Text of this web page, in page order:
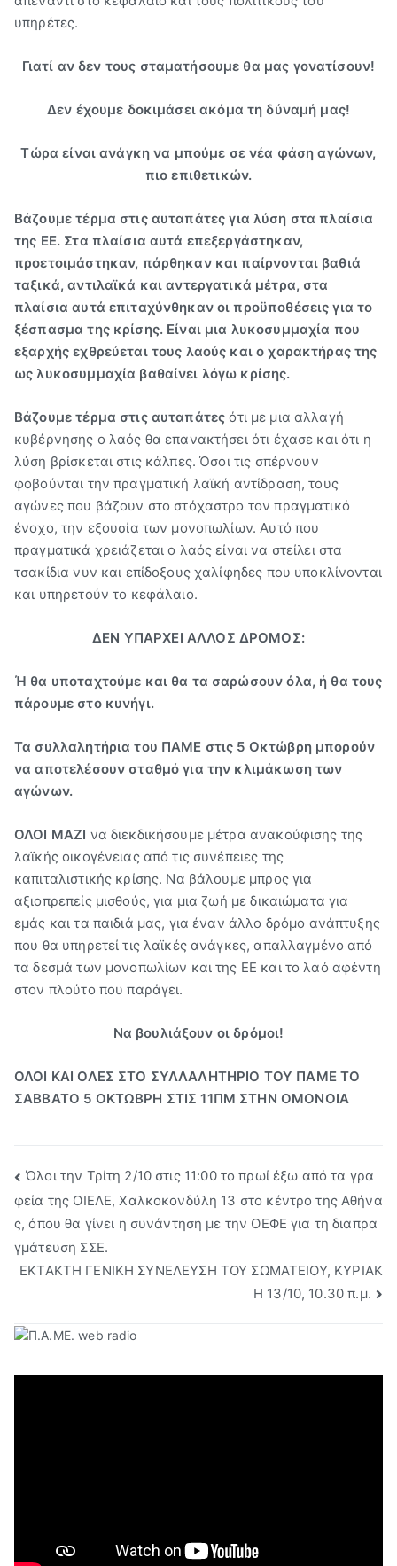
υπηρέτες.
Γιατί αν δεν τους σταματήσουμε θα μας γονατίσουν!
Δεν έχουμε δοκιμάσει ακόμα τη δύναμή μας!
Τώρα είναι ανάγκη να μπούμε σε νέα φάση αγώνων,
πιο επιθετικών.
Βάζουμε τέρμα στις αυταπάτες για λύση στα πλαίσια
της ΕΕ. Στα πλαίσια αυτά επεξεργάστηκαν,
προετοιμάστηκαν, πάρθηκαν και παίρνονται βαθιά
ταξικά, αντιλαϊκά και αντεργατικά μέτρα, στα
πλαίσια αυτά επιταχύνθηκαν οι προϋποθέσεις για το
ξέσπασμα της κρίσης. Είναι μια λυκοσυμμαχία που
εξαρχής εχθρεύεται τους λαούς και ο χαρακτήρας της
ως λυκοσυμμαχία βαθαίνει λόγω κρίσης.
Βάζουμε τέρμα στις αυταπάτες ότι με μια αλλαγή
κυβέρνησης ο λαός θα επανακτήσει ότι έχασε και ότι η
λύση βρίσκεται στις κάλπες. Όσοι τις σπέρνουν
φοβούνται την πραγματική λαϊκή αντίδραση, τους
αγώνες που βάζουν στο στόχαστρο τον πραγματικό
ένοχο, την εξουσία των μονοπωλίων. Αυτό που
πραγματικά χρειάζεται ο λαός είναι να στείλει στα
τσακίδια νυν και επίδοξους χαλίφηδες που υποκλίνονται
και υπηρετούν το κεφάλαιο.
ΔΕΝ ΥΠΑΡΧΕΙ ΑΛΛΟΣ ΔΡΟΜΟΣ:
Ή θα υποταχτούμε και θα τα σαρώσουν όλα, ή θα τους
πάρουμε στο κυνήγι.
Τα συλλαλητήρια του ΠΑΜΕ στις 5 Οκτώβρη μπορούν
να αποτελέσουν σταθμό για την κλιμάκωση των
αγώνων.
ΟΛΟΙ ΜΑΖΙ να διεκδικήσουμε μέτρα ανακούφισης της
λαϊκής οικογένειας από τις συνέπειες της
καπιταλιστικής κρίσης. Να βάλουμε μπρος για
αξιοπρεπείς μισθούς, για μια ζωή με δικαιώματα για
εμάς και τα παιδιά μας, για έναν άλλο δρόμο ανάπτυξης
που θα υπηρετεί τις λαϊκές ανάγκες, απαλλαγμένο από
τα δεσμά των μονοπωλίων και της ΕΕ και το λαό αφέντη
στον πλούτο που παράγει.
Να βουλιάξουν οι δρόμοι!
ΟΛΟΙ ΚΑΙ ΟΛΕΣ ΣΤΟ ΣΥΛΛΑΛΗΤΗΡΙΟ ΤΟΥ ΠΑΜΕ ΤΟ
ΣΑΒΒΑΤΟ 5 ΟΚΤΩΒΡΗ ΣΤΙΣ 11ΠΜ ΣΤΗΝ ΟΜΟΝΟΙΑ
Πλοήγηση
άρθρων
Όλοι την Τρίτη 2/10 στις 11:00 το πρωί έξω από τα γρα
φεία της ΟΙΕΛΕ, Χαλκοκονδύλη 13 στο κέντρο της Αθήνα
ς, όπου θα γίνει η συνάντηση με την ΟΕΦΕ για τη διαπρα
γμάτευση ΣΣΕ.
ΕΚΤΑΚΤΗ ΓΕΝΙΚΗ ΣΥΝΕΛΕΥΣΗ ΤΟΥ ΣΩΜΑΤΕΙΟΥ, ΚΥΡΙΑΚ
Η 13/10, 10.30 π.μ.